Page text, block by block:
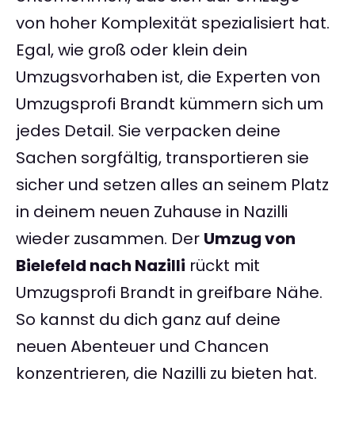
von hoher Komplexität spezialisiert hat.
Egal, wie groß oder klein dein
Umzugsvorhaben ist, die Experten von
Umzugsprofi Brandt kümmern sich um
jedes Detail. Sie verpacken deine
Sachen sorgfältig, transportieren sie
sicher und setzen alles an seinem Platz
in deinem neuen Zuhause in Nazilli
wieder zusammen. Der Umzug von
Bielefeld nach Nazilli rückt mit
Umzugsprofi Brandt in greifbare Nähe.
So kannst du dich ganz auf deine
neuen Abenteuer und Chancen
konzentrieren, die Nazilli zu bieten hat.